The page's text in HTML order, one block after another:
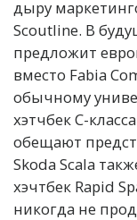
дыру
Scoutline. В
предложит
вместо Fabia
обычному
хэтчбек С-
обещают
Skoda Scala
хэчтбек Rapid
никогда не